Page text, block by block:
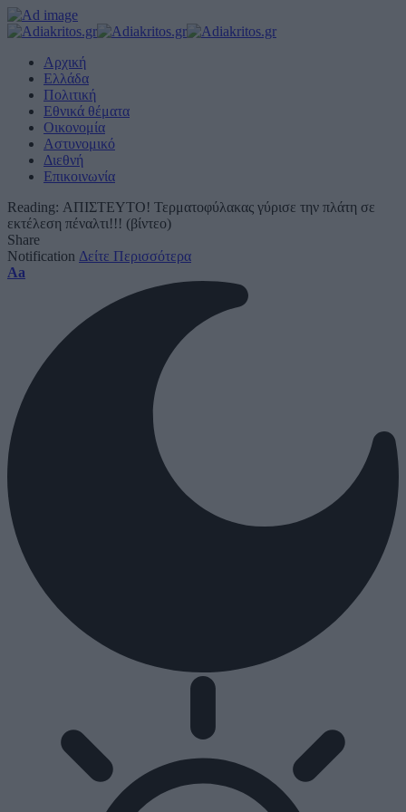
Αρχική
Ελλάδα
Πολιτική
Εθνικά θέματα
Οικονομία
Αστυνομικό
Διεθνή
Επικοινωνία
Reading: ΑΠΙΣΤΕΥΤΟ! Τερματοφύλακας γύρισε την πλάτη σε
εκτέλεση πέναλτι!!! (βίντεο)
Share
Notification Δείτε Περισσότερα
Font
Aa